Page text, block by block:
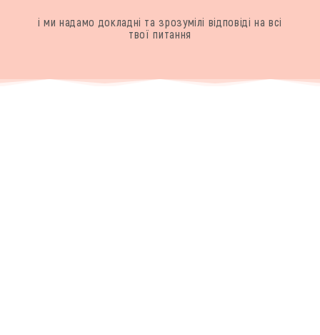
і ми надамо докладні та зрозумілі відповіді на всі
твої питання